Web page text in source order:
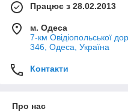
Працює з 28.02.2013
м. Одеса
7-км Овідіопольської
346, Одеса, Україна
Контакти
Про нас